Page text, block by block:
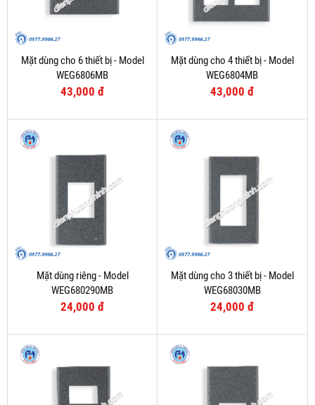
Mặt dùng cho 6 thiết bị - Model
WEG6806MB
43,000 đ
Mặt dùng cho 4 thiết bị - Model
WEG6804MB
43,000 đ
Mặt dùng riêng - Model
WEG680290MB
24,000 đ
Mặt dùng cho 3 thiết bị - Model
WEG68030MB
24,000 đ